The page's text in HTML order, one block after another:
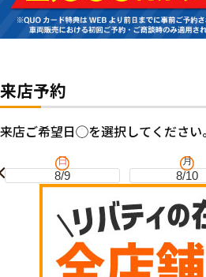
来店予約
来店ご希望日◯を選択してください。
日
8/9
月
8/10